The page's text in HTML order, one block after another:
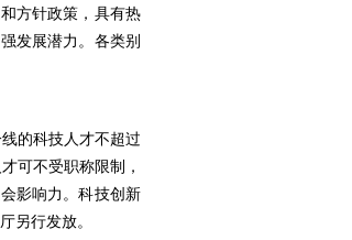
方针政策，具有热
发展潜力。各类别
的科技人才不超过
可不受职称限制，
影响力。科技创新
另行发放。